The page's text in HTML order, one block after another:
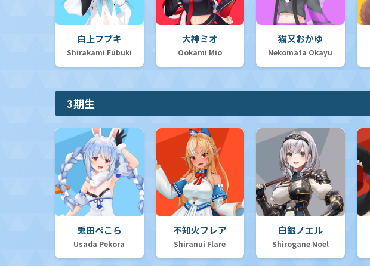
白上フブキ
Shirakami Fubuki
大神ミオ
Ookami Mio
猫又おかゆ
Nekomata Okayu
3期生
兎田ぺこら
Usada Pekora
不知火フレア
Shiranui Flare
白銀ノエル
Shirogane Noel